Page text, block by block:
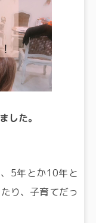
した。
5年とか10年と
り、子育てだっ